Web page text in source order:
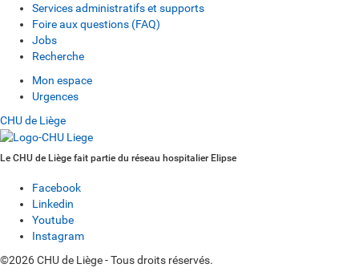
Services administratifs et supports
Foire aux questions (FAQ)
Jobs
Recherche
Mon espace
Urgences
CHU de Liège
Le CHU de Liège fait partie du réseau hospitalier Elipse
Facebook
Linkedin
Youtube
Instagram
©2026 CHU de Liège - Tous droits réservés.